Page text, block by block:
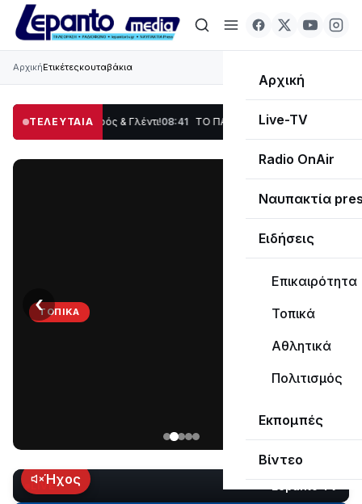
Αρχική
Live-TV
Radio OnAir
Ναυπακτία
Ειδήσεις
Επικαιρότητα
Τοπικά
Αθλητικά
Πολιτισμός
Εκπομπές
Βίντεο
ΑρχικήΕτικέτεςκουταβάκια
ΤΕΛΕΥΤΑΙΑ
Χορός & Γλέντι!08:41 ΤΟ ΠΑΡΤΥ ΣΥΝΕΧΙΖΕΤΑΙ…19:47 Στο σκοτάδι
ΤΟΠΙΚΆ
Κωτσανά
για
‹
LIVEΉχος